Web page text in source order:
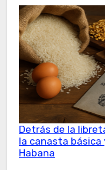
Detrás de la
la canasta básica
Habana